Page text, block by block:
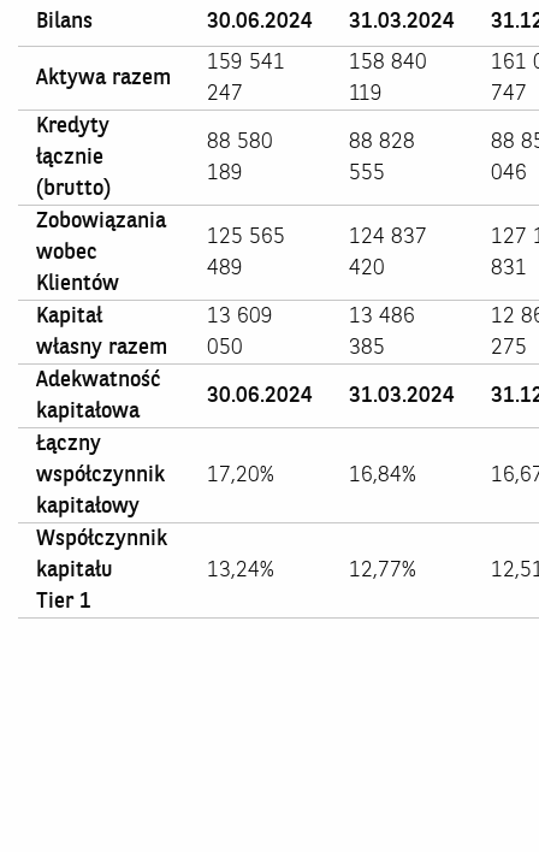
Bilans 30.06.2024 31.03.2024
Aktywa razem
159 541
247
158 840
119
161
747
Kredyty
łącznie
(brutto)
88 580
189
88 828
555
88
046
Zobowiązania
wobec
Klientów
125 565
489
124 837
420
127
831
Kapitał
własny razem
13 609
050
13 486
385
12
275
Adekwatność
kapitałowa
30.06.2024 31.03.2024
Łączny
współczynnik
kapitałowy
17,20% 16,84%
Współczynnik
kapitału
Tier 1
13,24% 12,77%